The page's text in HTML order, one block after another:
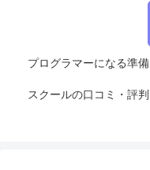
プログラマーになる準備
スクールの口コミ・評判